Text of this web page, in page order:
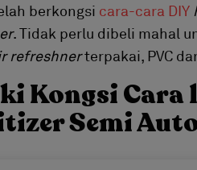
berkongsi cara-cara DIY
. Tidak perlu dibeli mahal
refreshnerterpakai, PVC
Kongsi Cara
Semi